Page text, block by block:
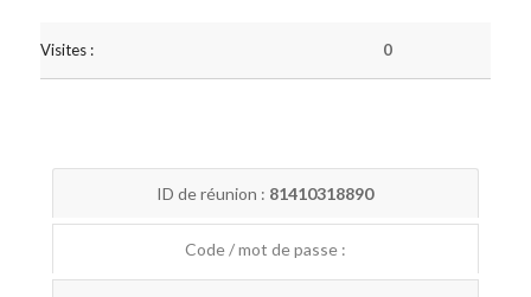
Visites : 0
ID de réunion : 81410318890
Code / mot de passe :